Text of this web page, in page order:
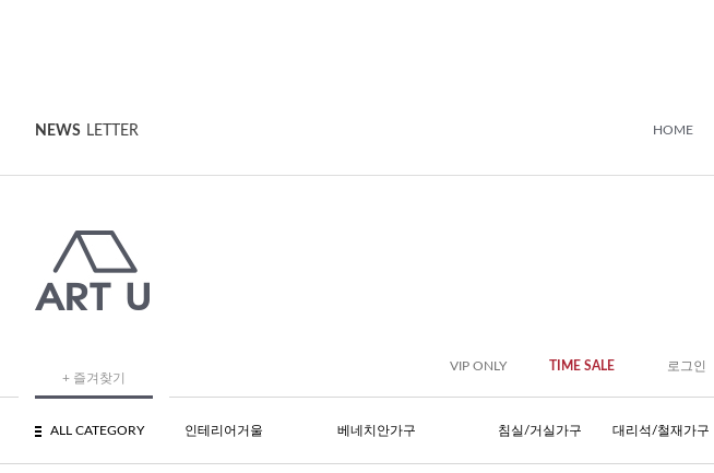
NEWS LETTER HOME
+ 즐겨찾기
VIP ONLY TIME SALE 로그인
ALL CATEGORY 인테리어거울 베네치안가구 침실/거실가구 대리석/철재가구